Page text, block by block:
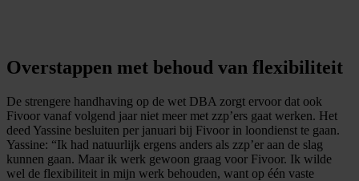
Overstappen met behoud van flexibiliteit
De strengere handhaving op de wet DBA zorgt ervoor dat ook
Fivoor vanaf volgend jaar niet meer met zzp’ers gaat werken. Het
deed Yassine besluiten per januari bij Fivoor in loondienst te gaan.
Yassine: “Ik had natuurlijk ergens anders als zzp’er aan de slag
kunnen gaan. Maar ik werk gewoon graag voor Fivoor. Ik wilde
wel de flexibiliteit in mijn werk behouden, want op één vaste